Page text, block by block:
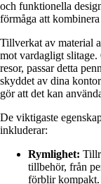
och funktionella
förmåga att
Tillverkat av material
mot vardagligt
resor, passar detta
skyddet av dina
gör att det kan
De viktigaste
inkluderar:
Rymlighet:
tillbehör, från
förblir kompakt.